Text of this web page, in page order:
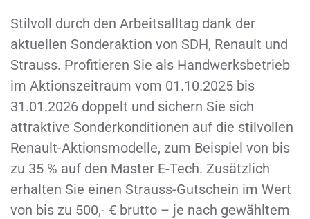
Stilvoll durch den Arbeitsalltag dank der
aktuellen Sonderaktion von SDH, Renault und
Strauss. Profitieren Sie als Handwerksbetrieb
im Aktionszeitraum vom 01.10.2025 bis
31.01.2026 doppelt und sichern Sie sich
attraktive Sonderkonditionen auf die stilvollen
Renault-Aktionsmodelle, zum Beispiel von bis
zu 35 % auf den Master E-Tech. Zusätzlich
erhalten Sie einen Strauss-Gutschein im Wert
von bis zu 500,- € brutto – je nach gewähltem